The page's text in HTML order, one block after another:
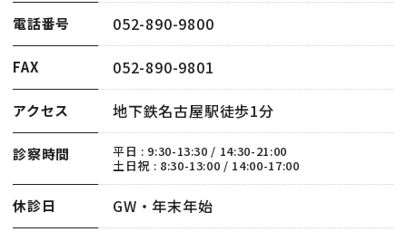
電話番号 052-890-9800
FAX 052-890-9801
アクセス 地下鉄名古屋駅徒歩1分
診察時間
平日 : 9:30-13:30 / 14:30-21:00
土日祝 : 8:30-13:00 / 14:00-17:00
休診日 GW・年末年始